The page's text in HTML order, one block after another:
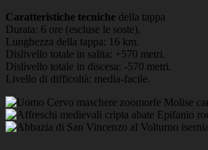
Caratteristiche tecniche della tappa
Durata: 6 ore (escluse le soste).
Lunghezza della tappa: 16 km.
Dislivello totale in salita: +570 metri.
Dislivello totale in discesa: -570 metri.
Livello di difficoltà: media-facile.